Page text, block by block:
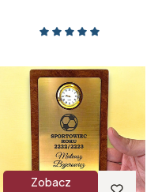
Zobacz